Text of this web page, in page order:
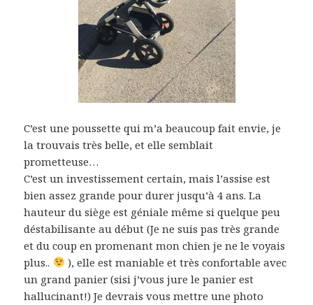
C’est une poussette qui m’a beaucoup fait envie, je
la trouvais très belle, et elle semblait
prometteuse…
C’est un investissement certain, mais l’assise est
bien assez grande pour durer jusqu’à 4 ans. La
hauteur du siège est géniale même si quelque peu
déstabilisante au début (Je ne suis pas très grande
et du coup en promenant mon chien je ne le voyais
plus..
), elle est maniable et très confortable avec
un grand panier (sisi j’vous jure le panier est
hallucinant!) Je devrais vous mettre une photo